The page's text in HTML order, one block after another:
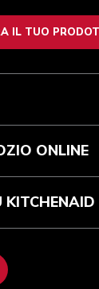
IL TUO
ONLINE
KITCHENAID